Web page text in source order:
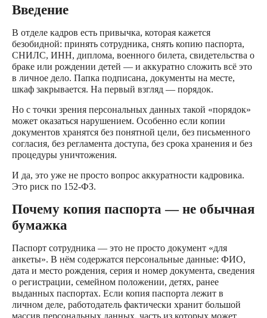
Введение
В отделе кадров есть привычка, которая кажется
безобидной: принять сотрудника, снять копию паспорта,
СНИЛС, ИНН, диплома, военного билета, свидетельства о
браке или рождении детей — и аккуратно сложить всё это
в личное дело. Папка подписана, документы на месте,
шкаф закрывается. На первый взгляд — порядок.
Но с точки зрения персональных данных такой «порядок»
может оказаться нарушением. Особенно если копии
документов хранятся без понятной цели, без письменного
согласия, без регламента доступа, без срока хранения и без
процедуры уничтожения.
И да, это уже не просто вопрос аккуратности кадровика.
Это риск по 152-ФЗ.
Почему копия паспорта — не обычная
бумажка
Паспорт сотрудника — это не просто документ «для
анкеты». В нём содержатся персональные данные: ФИО,
дата и место рождения, серия и номер документа, сведения
о регистрации, семейном положении, детях, ранее
выданных паспортах. Если копия паспорта лежит в
личном деле, работодатель фактически хранит большой
массив персональных данных, часть из которых может